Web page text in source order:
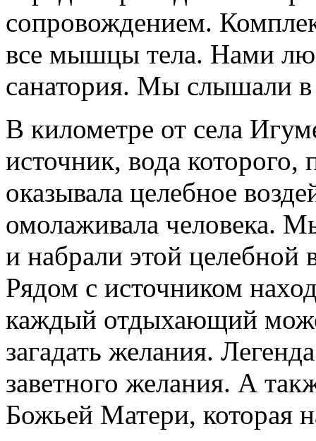
сопровождением.
все мышцы тела. Нами
санатория. Мы слышали в
В километре от села
источник, вода
оказывала целебное
омолаживала человека.
и набрали этой целебной
Рядом с источником
каждый отдыхающий
загадать желания.
заветного желания. А
Божьей Матери, которая